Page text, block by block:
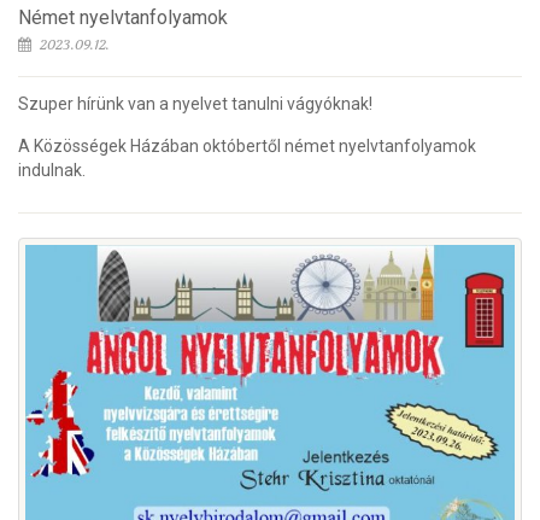
Német nyelvtanfolyamok
2023.09.12.
Szuper hírünk van a nyelvet tanulni vágyóknak!
A Közösségek Házában októbertől német nyelvtanfolyamok
indulnak.